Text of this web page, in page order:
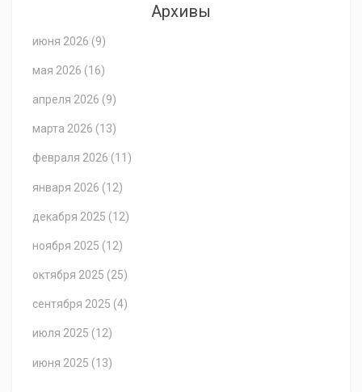
Архивы
июня 2026 (9)
мая 2026 (16)
апреля 2026 (9)
марта 2026 (13)
февраля 2026 (11)
января 2026 (12)
декабря 2025 (12)
ноября 2025 (12)
октября 2025 (25)
сентября 2025 (4)
июля 2025 (12)
июня 2025 (13)